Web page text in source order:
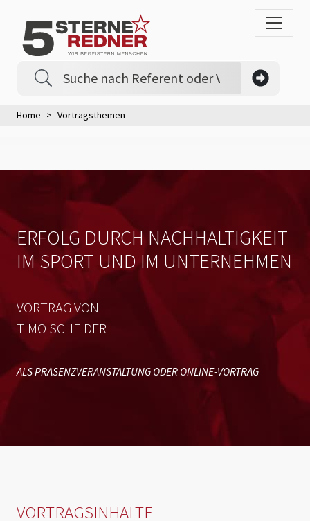
Home Vortragsthemen
ERFOLG DURCH NACHHALTIGKEIT
IM SPORT UND IM UNTERNEHMEN
VORTRAG VON
TIMO SCHEIDER
ALS PRÄSENZVERANSTALTUNG ODER ONLINE-VORTRAG
VORTRAGSINHALTE